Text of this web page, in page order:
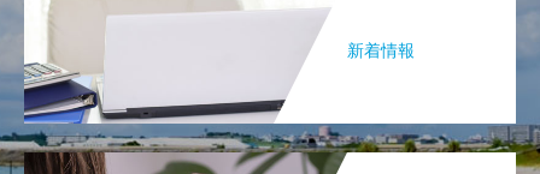
新着情報